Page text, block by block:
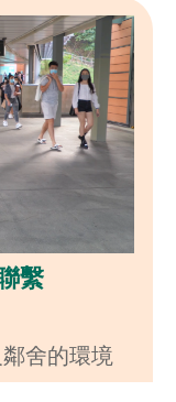
繫
舍的環境